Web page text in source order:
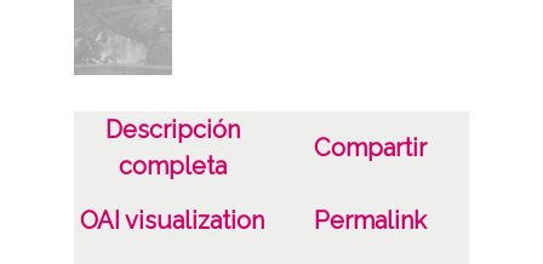
Descripción
completa
Compartir
OAI visualization Permalink